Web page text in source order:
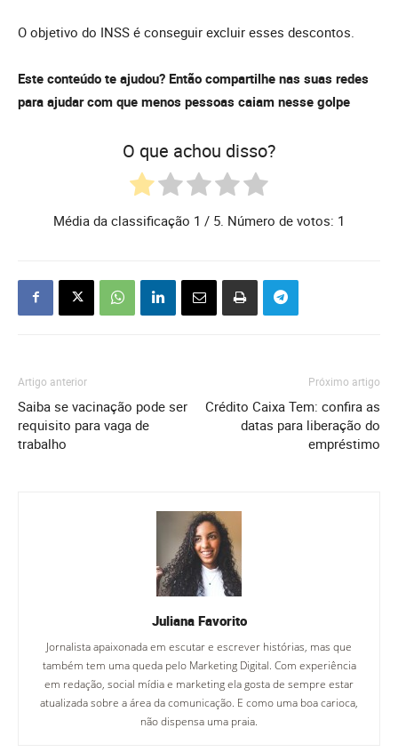
O objetivo do INSS é conseguir excluir esses descontos.
Este conteúdo te ajudou? Então compartilhe nas suas redes
para ajudar com que menos pessoas caiam nesse golpe
O que achou disso?
Média da classificação 1 / 5. Número de votos: 1
Artigo anterior
Saiba se vacinação pode ser
requisito para vaga de
trabalho
Próximo artigo
Crédito Caixa Tem: confira as
datas para liberação do
empréstimo
Juliana Favorito
Jornalista apaixonada em escutar e escrever histórias, mas que
também tem uma queda pelo Marketing Digital. Com experiência
em redação, social mídia e marketing ela gosta de sempre estar
atualizada sobre a área da comunicação. E como uma boa carioca,
não dispensa uma praia.